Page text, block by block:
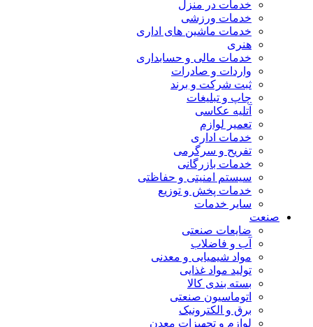
خدمات در منزل
خدمات ورزشی
خدمات ماشین های اداری
هنری
خدمات مالی و حسابداری
واردات و صادرات
ثبت شرکت و برند
چاپ و تبلیغات
آتلیه عکاسی
تعمیر لوازم
خدمات اداری
تفریح و سرگرمی
خدمات بازرگانی
سیستم امنیتی و حفاظتی
خدمات پخش و توزیع
سایر خدمات
صنعت
ضایعات صنعتی
آب و فاضلاب
مواد شیمیایی و معدنی
تولید مواد غذایی
بسته بندی کالا
اتوماسیون صنعتی
برق و الکترونیک
لوازم و تجهیزات معدن